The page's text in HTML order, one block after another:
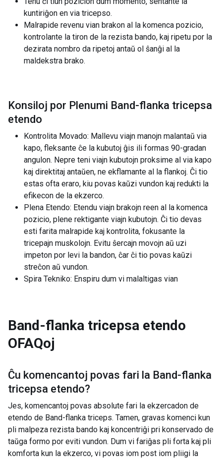
kuntiriĝon en via tricepso.
Malrapide revenu vian brakon al la komenca pozicio,
kontrolante la tiron de la rezista bando, kaj ripetu por la
dezirata nombro da ripetoj antaŭ ol ŝanĝi al la
maldekstra brako.
Konsiloj por Plenumi Band-flanka tricepsa
etendo
Kontrolita Movado: Mallevu viajn manojn malantaŭ via
kapo, fleksante ĉe la kubutoj ĝis ili formas 90-gradan
angulon. Nepre teni viajn kubutojn proksime al via kapo
kaj direktitaj antaŭen, ne ekflamante al la flankoj. Ĉi tio
estas ofta eraro, kiu povas kaŭzi vundon kaj redukti la
efikecon de la ekzerco.
Plena Etendo: Etendu viajn brakojn reen al la komenca
pozicio, plene rektigante viajn kubutojn. Ĉi tio devas
esti farita malrapide kaj kontrolita, fokusante la
tricepajn muskolojn. Evitu ŝercajn movojn aŭ uzi
impeton por levi la bandon, ĉar ĉi tio povas kaŭzi
streĉon aŭ vundon.
Spira Tekniko: Enspiru dum vi malaltigas vian
Band-flanka tricepsa etendo
OFAQoj
Ĉu komencantoj povas fari la Band-flanka
tricepsa etendo?
Jes, komencantoj povas absolute fari la ekzercadon de
etendo de Band-flanka triceps. Tamen, gravas komenci kun
pli malpeza rezista bando kaj koncentriĝi pri konservado de
taŭga formo por eviti vundon. Dum vi fariĝas pli forta kaj pli
komforta kun la ekzerco, vi povas iom post iom pliigi la